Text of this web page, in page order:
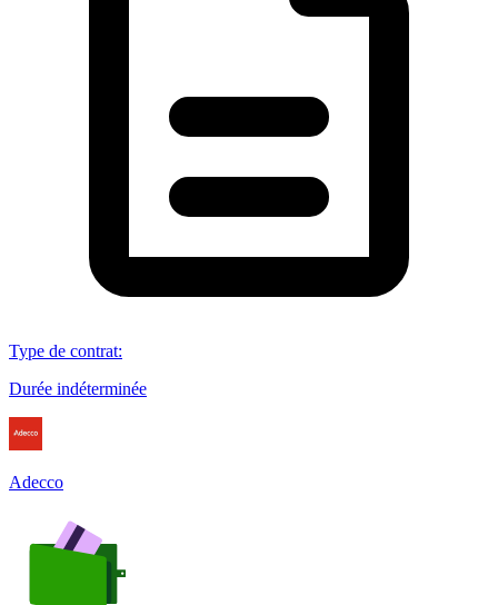
Type de contrat:
Durée indéterminée
Adecco